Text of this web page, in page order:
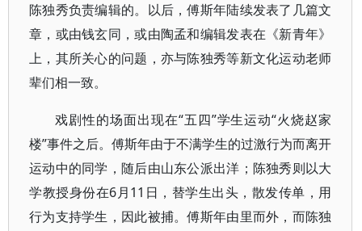
陈独秀负责编辑的。以后，傅斯年陆续发表了几篇文
章，或由钱玄同，或由陶孟和编辑发表在《新青年》
上，其所关心的问题，亦与陈独秀等新文化运动老师
辈们相一致。
戏剧性的场面出现在“五四”学生运动“火烧赵家
楼”事件之后。傅斯年由于不满学生的过激行为而离开
运动中的同学，随后由山东公派出洋；陈独秀则以大
学教授身份在6月11日，替学生出头，散发传单，用
行为支持学生，因此被捕。傅斯年由里而外，而陈独